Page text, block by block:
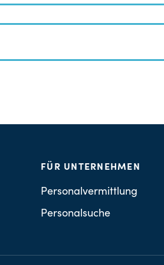
FÜR UNTERNEHMEN
Personalvermittlung
Personalsuche